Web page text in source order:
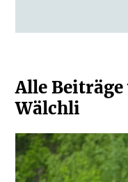
Alle
Wälchli